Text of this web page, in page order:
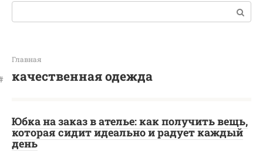
Поиск:
Главная
качественная одежда
Юбка на заказ в ателье: как получить вещь,
которая сидит идеально и радует каждый
день